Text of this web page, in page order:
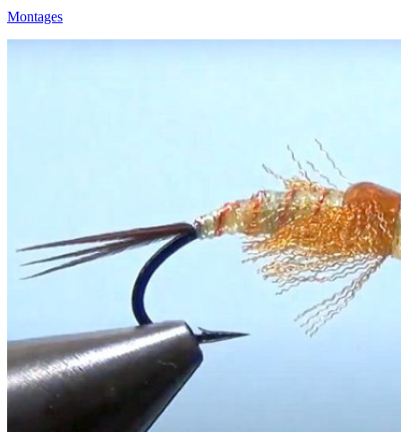
Montages